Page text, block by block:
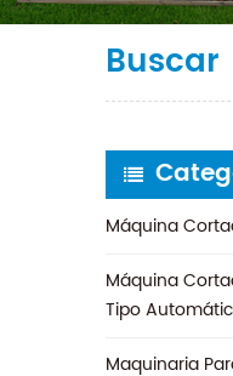
Buscar
Máquina
Máquina
Tipo
Maquinaria